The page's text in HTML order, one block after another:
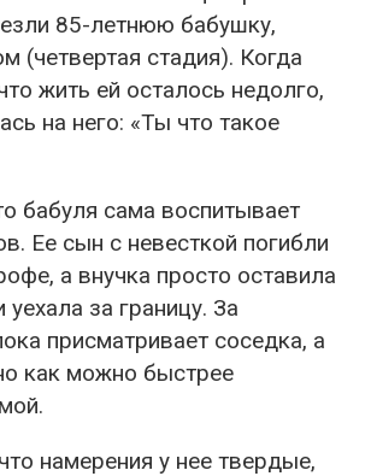
85-летнюю бабушку,
(четвертая стадия). Когда
жить ей осталось недолго,
на него: «Ты что такое
бабуля сама воспитывает
Ее сын с невесткой погибли
а внучка просто оставила
уехала за границу. За
присматривает соседка, а
как можно быстрее
намерения у нее твердые,